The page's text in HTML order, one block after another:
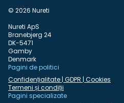
© 2026 Nureti
Nureti ApS
Branebjerg 24
DK-5471
Gamby
Denmark
Pagini de politici
Confidențialitate | GDPR | Cookies
Termeni și condiții
Pagini specializate